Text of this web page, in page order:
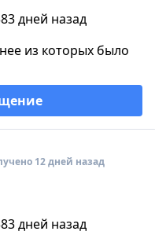
дней назад
из которых было
12 дней назад
дней назад